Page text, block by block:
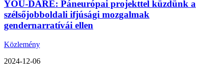
YOU-DARE: Páneurópai projekttel küzdünk a
szélsőjobboldali ifjúsági mozgalmak
gendernarratívái ellen
Közlemény
2024-12-06